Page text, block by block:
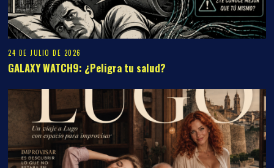
24 DE JULIO DE 2026
GALAXY WATCH9: ¿Peligra tu salud?